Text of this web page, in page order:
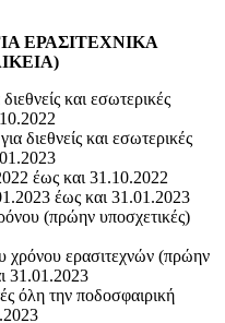
ΕΡΑΣΙΤΕΧΝΙΚΑ
και εσωτερικές
διεθνείς και εσωτερικές
έως και 31.10.2022
έως και 31.01.2023
(πρώην υποσχετικές)
χρόνου ερασιτεχνών (πρώην
31.01.2023
όλη την ποδοσφαιρική